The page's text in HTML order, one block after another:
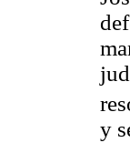
y